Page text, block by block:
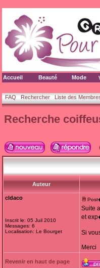
Accueil Beauté Mode
FAQ Rechercher Liste des
Recherche
Auteur
cldaco
Inscrit le: 05 Juil 2010
Messages: 6
Localisation: Le Bourget
Suite
et
Si
Merci
Revenir en haut de page